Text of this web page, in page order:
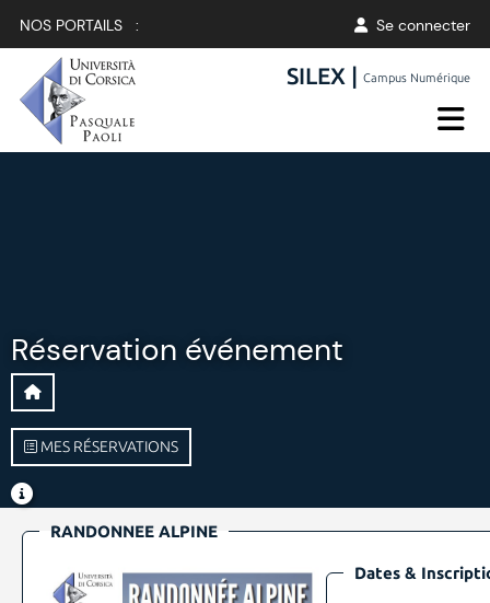
NOS PORTAILS : Se connecter
SILEX |Campus Numérique
Réservation événement
MES RÉSERVATIONS
RANDONNEE ALPINE
Dates &